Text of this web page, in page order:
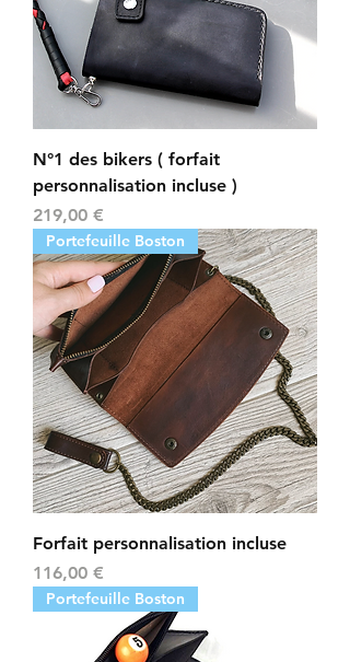
N°1 des bikers ( forfait
personnalisation incluse )
Prix
219,00 €
Portefeuille Boston
Forfait personnalisation incluse
Prix
116,00 €
Portefeuille Boston